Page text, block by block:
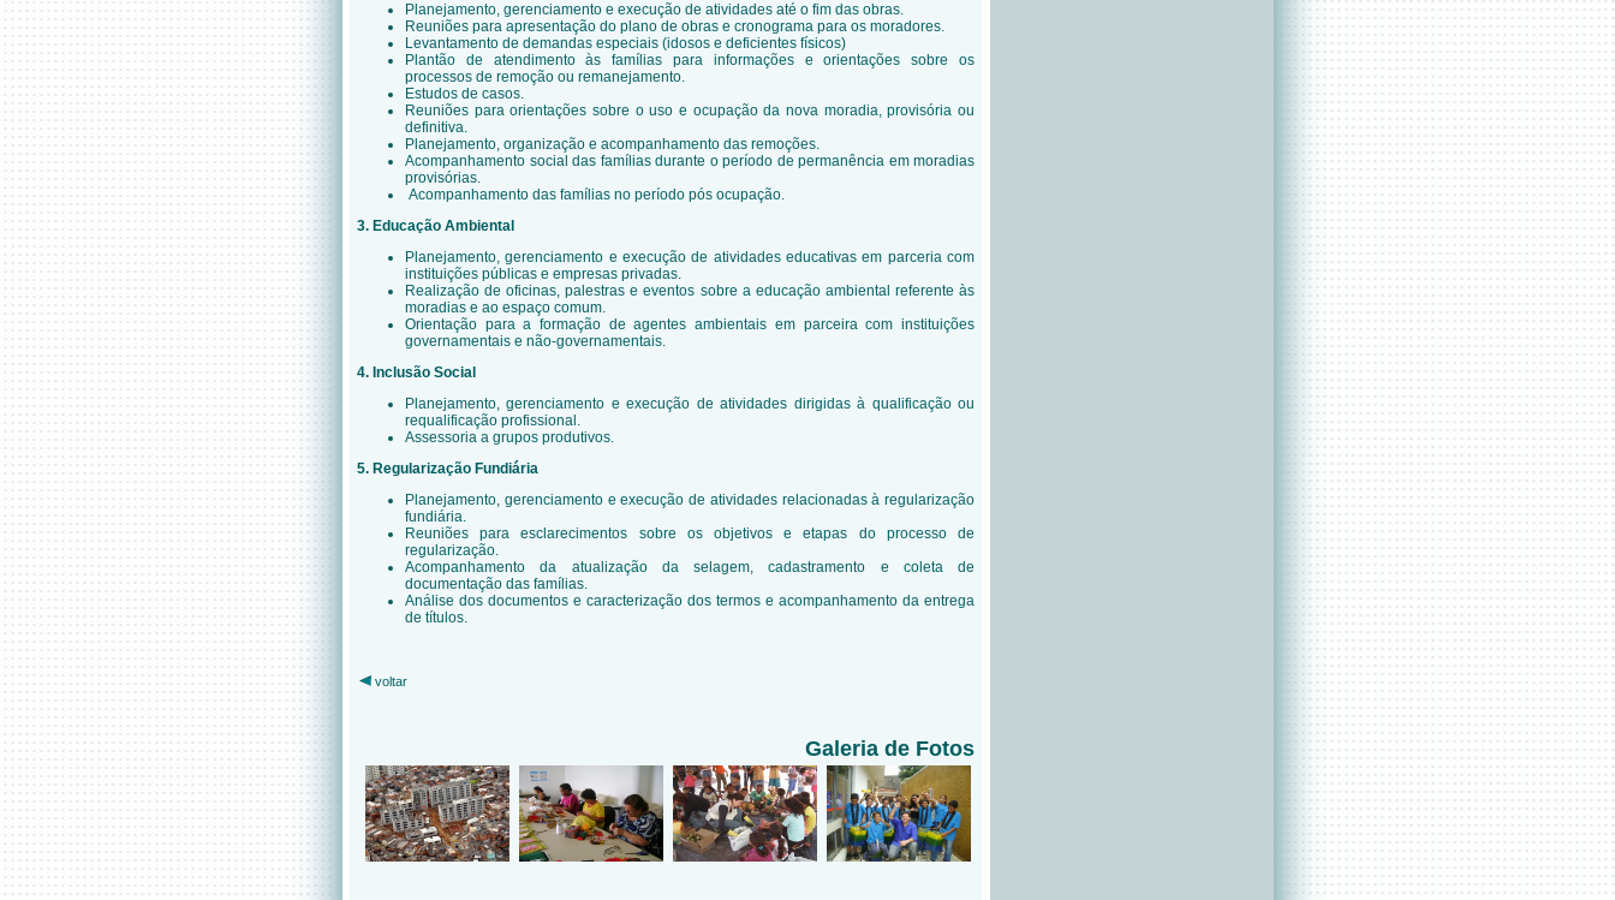
Planejamento, gerenciamento e execução de atividades até o fim das obras.
Reuniões para apresentação do plano de obras e cronograma para os moradores.
Levantamento de demandas especiais (idosos e deficientes físicos)
Plantão de atendimento às famílias para informações e orientações sobre os
processos de remoção ou remanejamento.
Estudos de casos.
Reuniões para orientações sobre o uso e ocupação da nova moradia, provisória ou
definitiva.
Planejamento, organização e acompanhamento das remoções.
Acompanhamento social das famílias durante o período de permanência em moradias
provisórias.
Acompanhamento das famílias no período pós ocupação.
3. Educação Ambiental
Planejamento, gerenciamento e execução de atividades educativas em parceria com
instituições públicas e empresas privadas.
Realização de oficinas, palestras e eventos sobre a educação ambiental referente às
moradias e ao espaço comum.
Orientação para a formação de agentes ambientais em parceira com instituições
governamentais e não-governamentais.
4. Inclusão Social
Planejamento, gerenciamento e execução de atividades dirigidas à qualificação ou
requalificação profissional.
Assessoria a grupos produtivos.
5. Regularização Fundiária
Planejamento, gerenciamento e execução de atividades relacionadas à regularização
fundiária.
Reuniões para esclarecimentos sobre os objetivos e etapas do processo de
regularização.
Acompanhamento da atualização da selagem, cadastramento e coleta de
documentação das famílias.
Análise dos documentos e caracterização dos termos e acompanhamento da entrega
de títulos.
voltar
Galeria de Fotos